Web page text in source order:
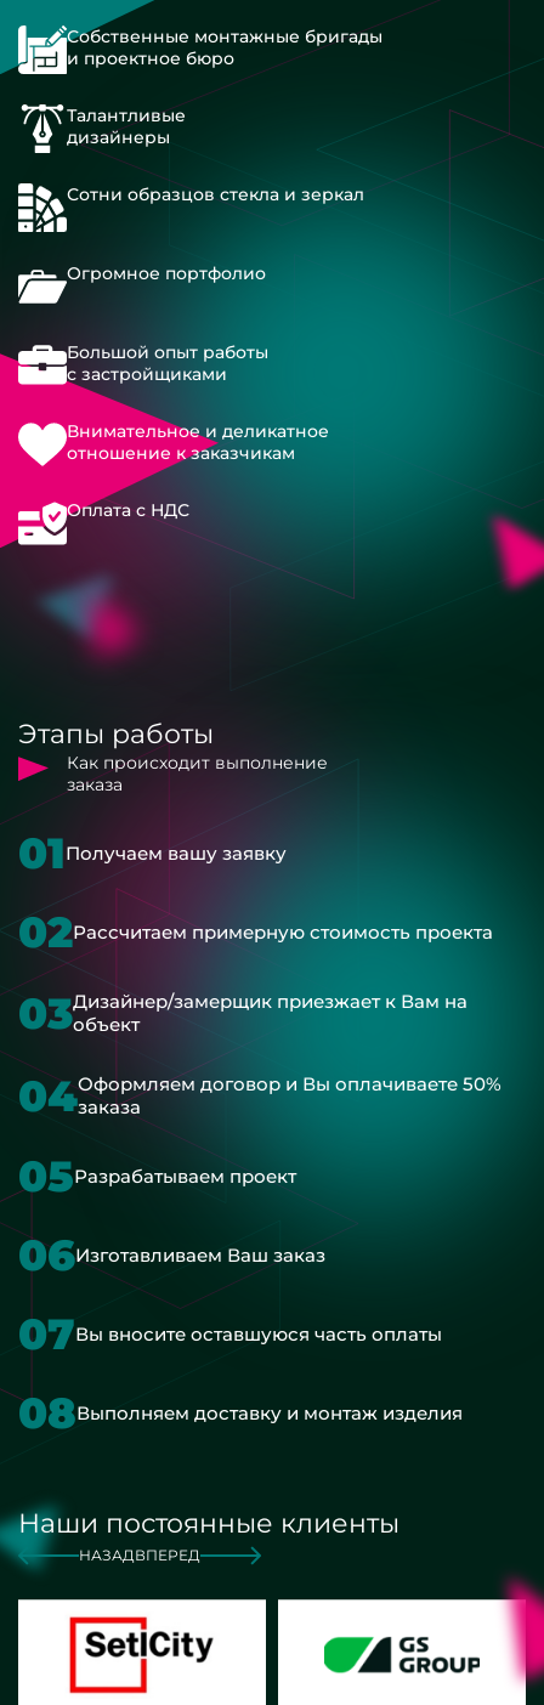
Собственные монтажные бригады
и проектное бюро
Талантливые
дизайнеры
Сотни образцов стекла и зеркал
Огромное портфолио
Большой опыт работы
с застройщиками
Внимательное и деликатное
отношение к заказчикам
Оплата с НДС
Этапы работы
Как происходит выполнение
заказа
01Получаем вашу заявку
02Рассчитаем примерную стоимость проекта
03Дизайнер/замерщик приезжает к Вам на
объект
04Оформляем договор и Вы оплачиваете 50%
заказа
05Разрабатываем проект
06Изготавливаем Ваш заказ
07Вы вносите оставшуюся часть оплаты
08Выполняем доставку и монтаж изделия
Наши постоянные клиенты
НАЗАДВПЕРЕД